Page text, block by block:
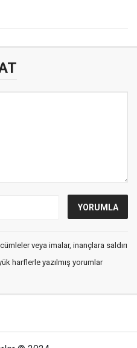
veya imalar, inançlara saldırı
harflerle yazılmış yorumlar